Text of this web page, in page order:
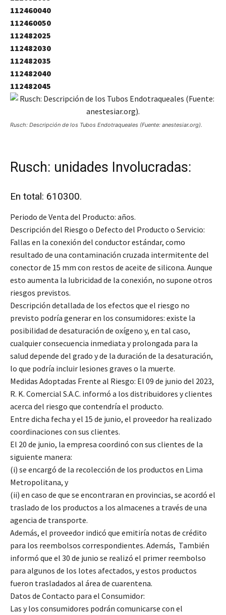
112460040
112460050
112482025
112482030
112482035
112482040
112482045
Rusch: Descripción de los Tubos Endotraqueales (Fuente: anestesiar.org).
Rusch: unidades Involucradas:
En total: 610300.
Periodo de Venta del Producto: años.
Descripción del Riesgo o Defecto del Producto o Servicio:
Fallas en la conexión del conductor estándar, como
resultado de una contaminación cruzada intermitente del
conector de 15 mm con restos de aceite de silicona. Aunque
esto aumenta la lubricidad de la conexión, no supone otros
riesgos previstos.
Descripción detallada de los efectos que el riesgo no
previsto podría generar en los consumidores: existe la
posibilidad de desaturación de oxígeno y, en tal caso,
cualquier consecuencia inmediata y prolongada para la
salud depende del grado y de la duración de la desaturación,
lo que podría incluir lesiones graves o la muerte.
Medidas Adoptadas Frente al Riesgo: El 09 de junio del 2023,
R. K. Comercial S.A.C. informó a los distribuidores y clientes
acerca del riesgo que contendría el producto.
Entre dicha fecha y el 15 de junio, el proveedor ha realizado
coordinaciones con sus clientes.
El 20 de junio, la empresa coordinó con sus clientes de la
siguiente manera:
(i) se encargó de la recolección de los productos en Lima
Metropolitana, y
(ii) en caso de que se encontraran en provincias, se acordó el
traslado de los productos a los almacenes a través de una
agencia de transporte.
Además, el proveedor indicó que emitiría notas de crédito
para los reembolsos correspondientes. Además, También
informó que el 30 de junio se realizó el primer reembolso
para algunos de los lotes afectados, y estos productos
fueron trasladados al área de cuarentena.
Datos de Contacto para el Consumidor:
Las y los consumidores podrán comunicarse con el